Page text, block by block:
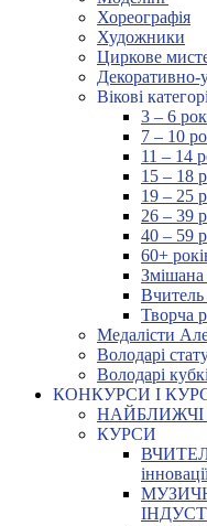
Хореографія
Художники
Циркове
Декоративно-
Вікові
3 – 6
7 – 10
11 – 14
15 – 18
19 – 25
26 – 39
40 – 59
60+
Змішана
Творча
Медалісти
Володарі
Володарі
КОНКУРСИ І
КУРСИ